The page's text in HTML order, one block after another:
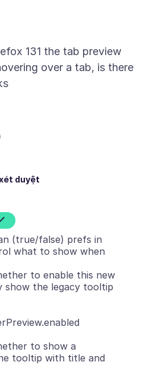
131 the tab preview
over a tab, is there
duyệt
(true/false) prefs in
what to show when
to enable this new
show the legacy tooltip
to show a
tooltip with title and